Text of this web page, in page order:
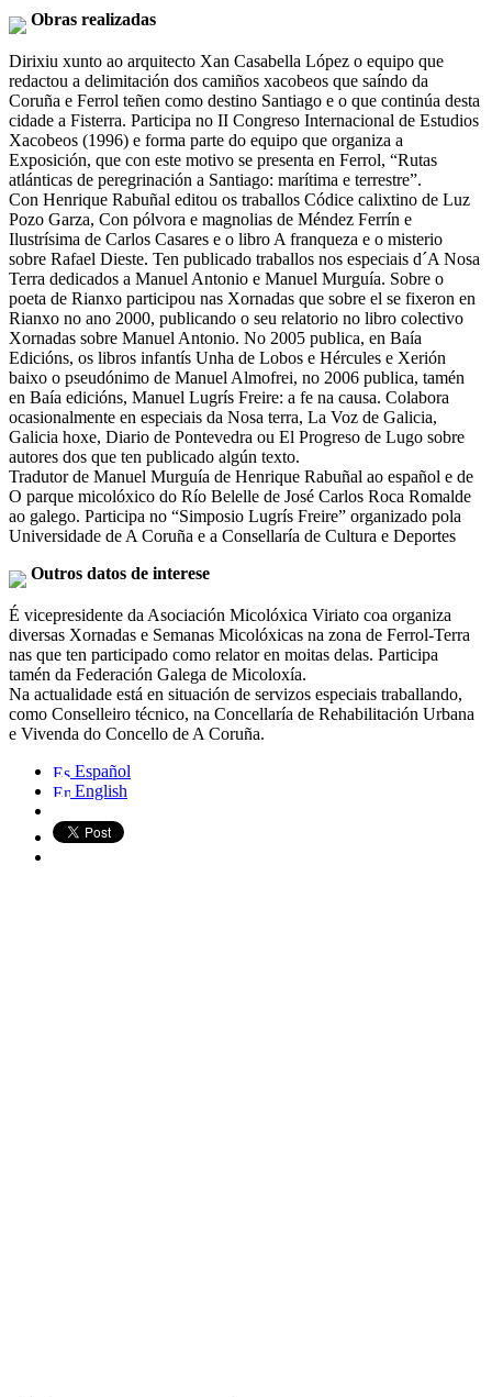
Obras realizadas
Dirixiu xunto ao arquitecto Xan Casabella López o equipo que
redactou a delimitación dos camiños xacobeos que saíndo da
Coruña e Ferrol teñen como destino Santiago e o que continúa desta
cidade a Fisterra. Participa no II Congreso Internacional de Estudios
Xacobeos (1996) e forma parte do equipo que organiza a
Exposición, que con este motivo se presenta en Ferrol, “Rutas
atlánticas de peregrinación a Santiago: marítima e terrestre”.
Con Henrique Rabuñal editou os traballos Códice calixtino de Luz
Pozo Garza, Con pólvora e magnolias de Méndez Ferrín e
Ilustrísima de Carlos Casares e o libro A franqueza e o misterio
sobre Rafael Dieste. Ten publicado traballos nos especiais d´A Nosa
Terra dedicados a Manuel Antonio e Manuel Murguía. Sobre o
poeta de Rianxo participou nas Xornadas que sobre el se fixeron en
Rianxo no ano 2000, publicando o seu relatorio no libro colectivo
Xornadas sobre Manuel Antonio. No 2005 publica, en Baía
Edicións, os libros infantís Unha de Lobos e Hércules e Xerión
baixo o pseudónimo de Manuel Almofrei, no 2006 publica, tamén
en Baía edicións, Manuel Lugrís Freire: a fe na causa. Colabora
ocasionalmente en especiais da Nosa terra, La Voz de Galicia,
Galicia hoxe, Diario de Pontevedra ou El Progreso de Lugo sobre
autores dos que ten publicado algún texto.
Tradutor de Manuel Murguía de Henrique Rabuñal ao español e de
O parque micolóxico do Río Belelle de José Carlos Roca Romalde
ao galego. Participa no “Simposio Lugrís Freire” organizado pola
Universidade de A Coruña e a Consellaría de Cultura e Deportes
Outros datos de interese
É vicepresidente da Asociación Micolóxica Viriato coa organiza
diversas Xornadas e Semanas Micolóxicas na zona de Ferrol-Terra
nas que ten participado como relator en moitas delas. Participa
tamén da Federación Galega de Micoloxía.
Na actualidade está en situación de servizos especiais traballando,
como Conselleiro técnico, na Concellaría de Rehabilitación Urbana
e Vivenda do Concello de A Coruña.
Español
English